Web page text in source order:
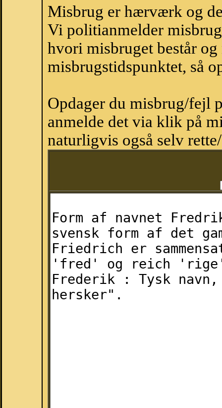
Misbrug er hærværk og
Vi politianmelder
hvori misbruget består
misbrugstidspunktet, så
Opdager du misbrug/fejl
anmelde det via klik på
naturligvis også selv